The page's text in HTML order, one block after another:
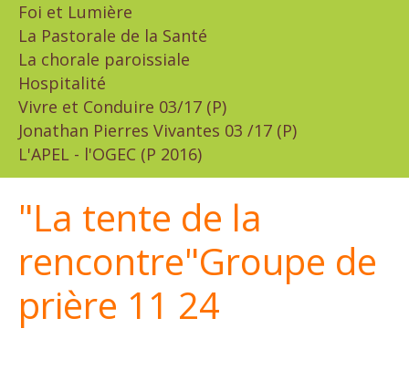
Foi et Lumière
La Pastorale de la Santé
La chorale paroissiale
Hospitalité
Vivre et Conduire 03/17 (P)
Jonathan Pierres Vivantes 03 /17 (P)
L'APEL - l'OGEC (P 2016)
"La tente de la
rencontre"Groupe de
prière 11 24